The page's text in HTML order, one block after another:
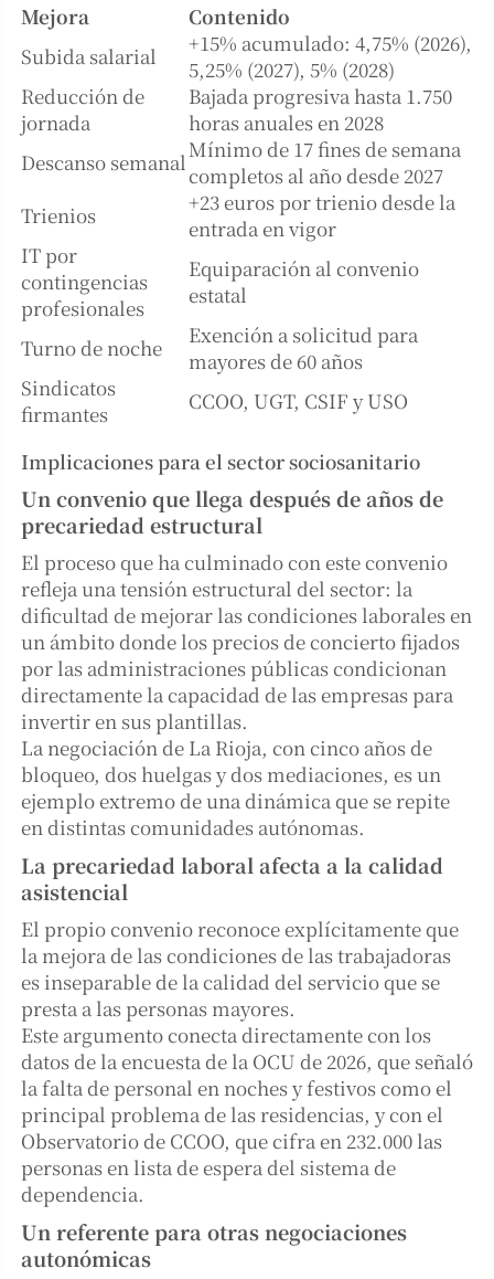
Mejora
Contenido
Subida salarial
+15% acumulado: 4,75% (2026),
5,25% (2027), 5% (2028)
Reducción de
jornada
Bajada progresiva hasta 1.750
horas anuales en 2028
Descanso semanal Mínimo de 17 fines de semana
completos al año desde 2027
Trienios
+23 euros por trienio desde la
entrada en vigor
IT por
contingencias
profesionales
Equiparación al convenio
estatal
Turno de noche
Exención a solicitud para
mayores de 60 años
Sindicatos
firmantes
CCOO, UGT, CSIF y USO
Implicaciones para el sector sociosanitario
Un convenio que llega después de años de
precariedad estructural
El proceso que ha culminado con este convenio
refleja una tensión estructural del sector: la
dificultad de mejorar las condiciones laborales en
un ámbito donde los precios de concierto fijados
por las administraciones públicas condicionan
directamente la capacidad de las empresas para
invertir en sus plantillas.
La negociación de La Rioja, con cinco años de
bloqueo, dos huelgas y dos mediaciones, es un
ejemplo extremo de una dinámica que se repite
en distintas comunidades autónomas.
La precariedad laboral afecta a la calidad
asistencial
El propio convenio reconoce explícitamente que
la mejora de las condiciones de las trabajadoras
es inseparable de la calidad del servicio que se
presta a las personas mayores.
Este argumento conecta directamente con los
datos de la encuesta de la OCU de 2026, que señaló
la falta de personal en noches y festivos como el
principal problema de las residencias, y con el
Observatorio de CCOO, que cifra en 232.000 las
personas en lista de espera del sistema de
dependencia.
Un referente para otras negociaciones
autonómicas